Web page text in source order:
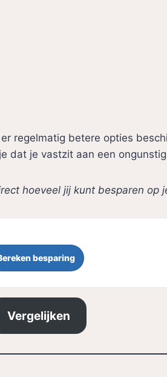
regelmatig betere opties
dat je vastzit aan een
hoeveel jij kunt besparen op
besparing
Vergelijken